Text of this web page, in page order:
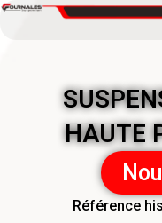
HAUTE
Référence